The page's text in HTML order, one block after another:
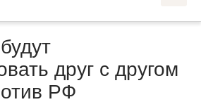
друг с другом
РФ